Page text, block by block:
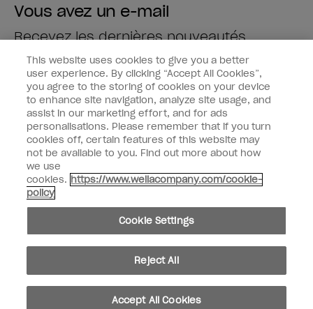
Vous avez un e-mail
Recevez les dernières nouveautés
Saisissez votre adresse e-mail *
Type de client
Fan de vernis
Professionnel
M'INSCRIRE
Informations clients
Connectez-Vous
This website uses cookies to give you a better
user experience. By clicking “Accept All Cookies”,
you agree to the storing of cookies on your device
to enhance site navigation, analyze site usage, and
assist in our marketing effort, and for ads
personalisations. Please remember that if you turn
cookies off, certain features of this website may
not be available to you. Find out more about how
we use
cookies. https://www.wellacompany.com/cookie-
policy
Cookie Settings
Reject All
Accept All Cookies